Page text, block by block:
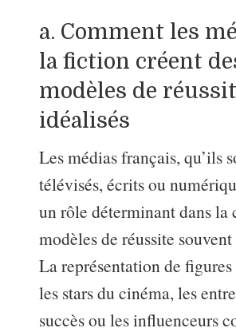
a. Comment les
la fiction créent
modèles de
idéalisés
Les médias français, qu’ils
télévisés, écrits ou
un rôle déterminant dans la
modèles de réussite
La représentation de
les stars du cinéma, les
succès ou les influenceurs